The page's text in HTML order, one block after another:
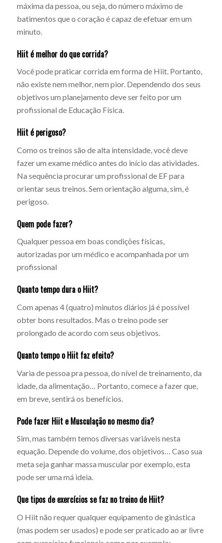
máxima da pessoa, ou seja, do número máximo de
batimentos que o coração é capaz de efetuar em um
minuto.
Hiit é melhor do que corrida?
Você pode praticar corrida em forma de Hiit. Portanto,
não existe nem melhor, nem pior. Dependendo dos seus
objetivos um planejamento deve ser feito por um
profissional de Educação Física.
Hiit é perigoso?
Como os treinos são de alta intensidade, você deve
fazer um exame médico antes do início das atividades.
Na sequência procurar um profissional de EF para
orientar seus treinos. Sem orientação alguma, sim, é
perigoso.
Quem pode fazer?
Qualquer pessoa em boas condições físicas,
autorizadas por um médico e acompanhada por um
profissional
Quanto tempo dura o Hiit?
Com apenas 4 (quatro) minutos diários já é possível
obter bons resultados. Mas o treino pode ser
prolongado de acordo com seus objetivos.
Quanto tempo o Hiit faz efeito?
Varia de pessoa pra pessoa, do nível de treinamento, da
idade, da alimentação… Portanto, comece a fazer que,
em breve, sentirá os benefícios.
Pode fazer Hiit e Musculação no mesmo dia?
Sim, mas também temos diversas variáveis nesta
equação. Depende do volume, dos objetivos… Caso sua
meta seja ganhar massa muscular por exemplo, esta
pode ser uma má ideia.
Que tipos de exercícios se faz no treino de Hiit?
O Hiit não requer qualquer equipamento de ginástica
(mas podem ser usados) e pode ser praticado ao ar livre